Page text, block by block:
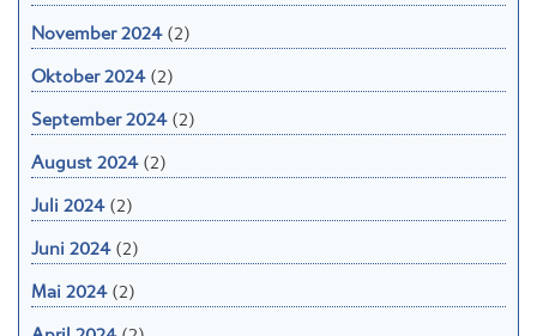
November 2024(2)
Oktober 2024(2)
September 2024(2)
August 2024(2)
Juli 2024(2)
Juni 2024(2)
Mai 2024(2)